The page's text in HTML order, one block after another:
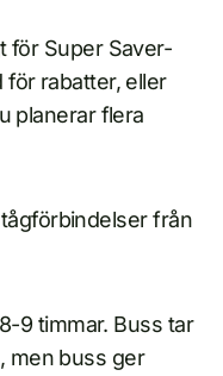
för Super Saver-
för rabatter, eller
planerar flera
från
9 timmar. Buss tar
men buss ger